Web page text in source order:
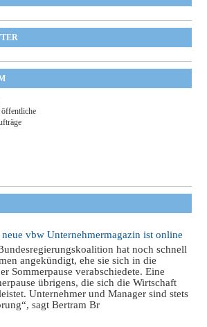
neue vbw Unternehmermagazin ist online
hat noch schnell
angekündigt, ehe sie sich in die
Sommerpause verabschiedete. Eine
übrigens, die sich die Wirtschaft
Unternehmer und Manager sind stets
sagt Bertram Br